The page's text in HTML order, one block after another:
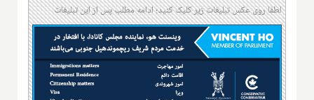
لطفا روی عکس تبلیغات زیر کلیک کنید؛ ادامه مطلب پس از این تبلیغات